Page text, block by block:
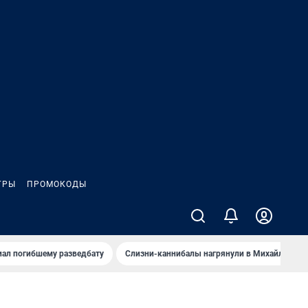
ПРОМОКОДЫ
погибшему разведбату Слизни-каннибалы нагрянули в Михайлов